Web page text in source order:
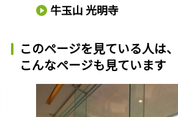
牛玉山 光明寺
このページを見ている人は、
こんなページも見ています